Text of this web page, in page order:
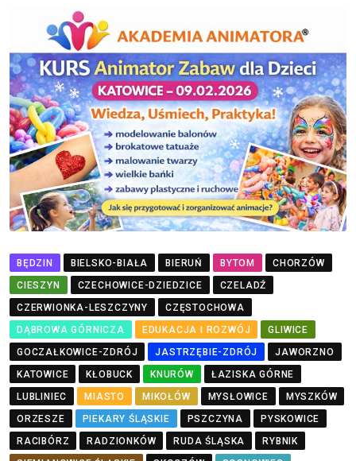
BĘDZIN BIELSKO-BIAŁA BIERUŃ BYTOM
CHORZÓW
CIESZYN
CZECHOWICE-DZIEDZICE
CZELADŹ
CZERWIONKA-LESZCZYNY
CZĘSTOCHOWA
DĄBROWA GÓRNICZA
EDUKACJA I ROZWÓJ
GLIWICE
GOCZAŁKOWICE-ZDRÓJ
JASTRZĘBIE-ZDRÓJ
JAWORZNO
KATOWICE
KŁOBUCK KNURÓW
ŁAZISKA GÓRNE
LUBLINIEC
MIASTO MIKOŁÓW MYSŁOWICE
MYSZKÓW
ORZESZE
PIEKARY ŚLĄSKIE PSZCZYNA
PYSKOWICE
RACIBÓRZ
RADZIONKÓW RUDA ŚLĄSKA
RYBNIK